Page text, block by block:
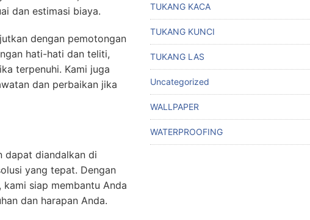
dan estimasi biaya.
dengan pemotongan
hati-hati dan teliti,
terpenuhi. Kami juga
dan perbaikan jika
dapat diandalkan di
yang tepat. Dengan
siap membantu Anda
dan harapan Anda.
TUKANG KACA
TUKANG KUNCI
TUKANG LAS
Uncategorized
WALLPAPER
WATERPROOFING